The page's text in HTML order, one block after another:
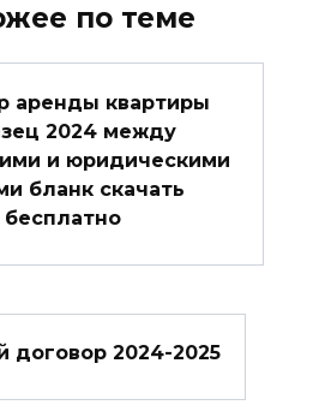
по теме
аренды квартиры
2024 между
и юридическими
бланк скачать
бесплатно
договор 2024-2025